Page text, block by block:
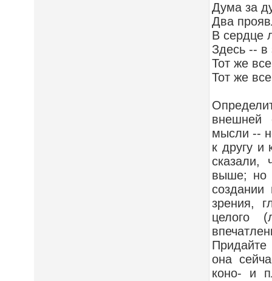
Дума за
Два
В сердце
Здесь -- в
Тот же
Тот же
внешней
мысли --
к другу и
сказали,
выше; но
создании
зрения,
целого
Придайте
она
коно- и